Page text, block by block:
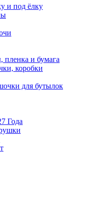
и под ёлку
пленка и бумага
коробки
для бутылок
Года